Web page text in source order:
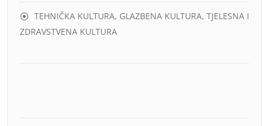
TEHNIČKA KULTURA, GLAZBENA KULTURA, TJELESNA I
ZDRAVSTVENA KULTURA